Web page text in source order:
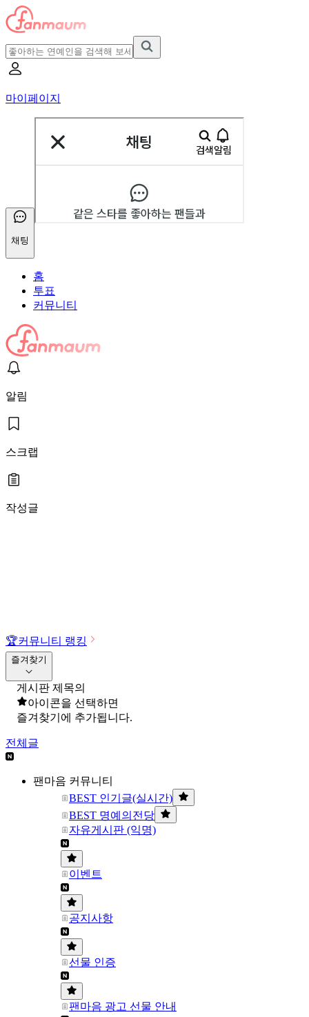
마이페이지
채팅
홈
투표
커뮤니티
알림
스크랩
작성글
🏆커뮤니티 랭킹
즐겨찾기
게시판 제목의
아이콘을 선택하면
즐겨찾기에 추가됩니다.
전체글
팬마음 커뮤니티
BEST 인기글(실시간)
BEST 명예의전당
자유게시판 (익명)
이벤트
공지사항
선물 인증
팬마음 광고 선물 안내